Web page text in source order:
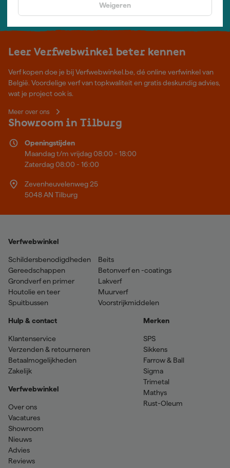
Weigeren
Leer Verfwebwinkel beter kennen
Verf kopen doe je bij Verfwebwinkel.be, dé online verfwinkel van
België. Voordelige verf van topkwaliteit en gratis deskundig advies,
wat je project ook is.
Meer over ons
Showroom in Tilburg
Openingstijden
Maandag t/m vrijdag 08:00 - 18:00
Zaterdag 08:00 - 16:00
Zevenheuvelenweg 25
5048 AN Tilburg
Verfwebwinkel
Schildersbenodigdheden
Gereedschappen
Grondverf en primer
Houtolie en teer
Spuitbussen
Beits
Betonverf en -coatings
Lakverf
Muurverf
Voorstrijkmiddelen
Hulp & contact
Klantenservice
Verzenden & retourneren
Betaalmogelijkheden
Zakelijk
Verfwebwinkel
Over ons
Vacatures
Showroom
Nieuws
Advies
Reviews
Merken
SPS
Sikkens
Farrow & Ball
Sigma
Trimetal
Mathys
Rust-Oleum